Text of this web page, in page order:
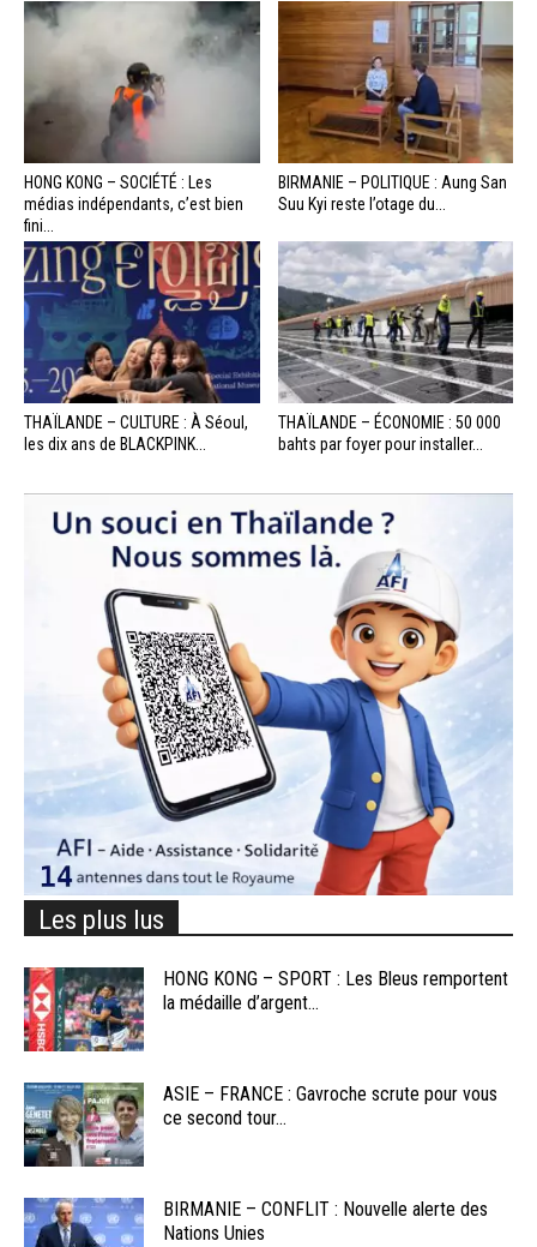
HONG KONG – SOCIÉTÉ : Les
médias indépendants, c’est bien
fini...
BIRMANIE – POLITIQUE : Aung San
Suu Kyi reste l’otage du...
THAÏLANDE – CULTURE : À Séoul,
les dix ans de BLACKPINK...
THAÏLANDE – ÉCONOMIE : 50 000
bahts par foyer pour installer...
Les plus lus
HONG KONG – SPORT : Les Bleus remportent
la médaille d’argent...
ASIE – FRANCE : Gavroche scrute pour vous
ce second tour...
BIRMANIE – CONFLIT : Nouvelle alerte des
Nations Unies